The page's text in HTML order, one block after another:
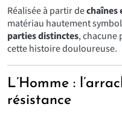
Réalisée à partir dechaînes
matériau hautement
parties distinctes, chacune
cette histoire douloureuse.
L’Homme :
résistance